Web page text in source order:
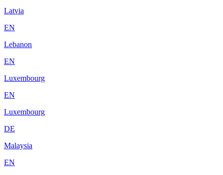
Latvia
EN
Lebanon
EN
Luxembourg
EN
Luxembourg
DE
Malaysia
EN